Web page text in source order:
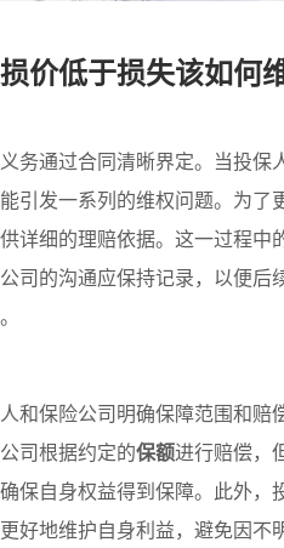
价低于损失该如何
务通过合同清晰界定。当投保
引发一系列的维权问题。为了
详细的理赔依据。这一过程中
司的沟通应保持记录，以便
和保险公司明确保障范围和
司根据约定的保额进行赔偿，
保自身权益得到保障。此外，
好地维护自身利益，避免因不